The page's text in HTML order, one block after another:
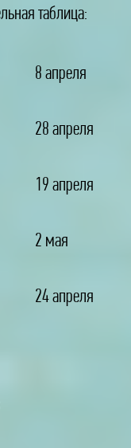
таблица:
8 апреля
28 апреля
19 апреля
2 мая
24 апреля